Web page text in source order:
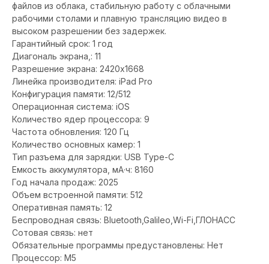
файлов из облака, стабильную работу с облачными
рабочими столами и плавную трансляцию видео в
высоком разрешении без задержек.
Гарантийный срок: 1 год
Диагональ экрана,: 11
Разрешение экрана: 2420x1668
Линейка производителя: iPad Pro
Конфигурация памяти: 12/512
Операционная система: iOS
Количество ядер процессора: 9
Частота обновления: 120 Гц
Количество основных камер: 1
Тип разъема для зарядки: USB Type-C
Емкость аккумулятора, мА·ч: 8160
Год начала продаж: 2025
Объем встроенной памяти: 512
Оперативная память: 12
Беспроводная связь: Bluetooth,Galileo,Wi-Fi,ГЛОНАСС
Сотовая связь: нет
Обязательные программы предустановлены: Нет
Процессор: M5